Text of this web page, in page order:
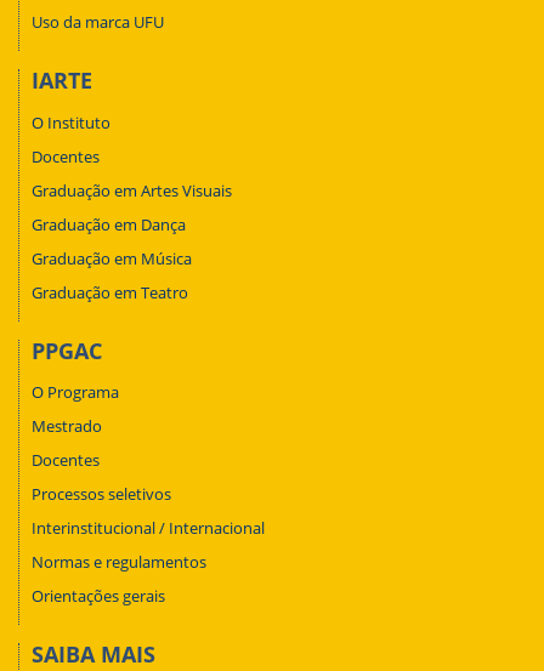
Uso da marca UFU
IARTE
O Instituto
Docentes
Graduação em Artes Visuais
Graduação em Dança
Graduação em Música
Graduação em Teatro
PPGAC
O Programa
Mestrado
Docentes
Processos seletivos
Interinstitucional / Internacional
Normas e regulamentos
Orientações gerais
SAIBA MAIS